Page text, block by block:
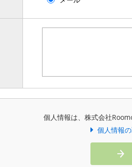
個人情報は、株式会社
個人情報